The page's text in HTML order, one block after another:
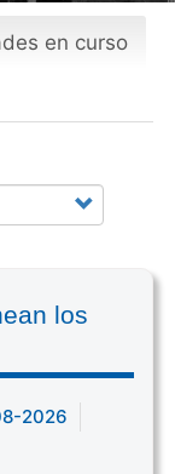
en curso(
l
los
2026